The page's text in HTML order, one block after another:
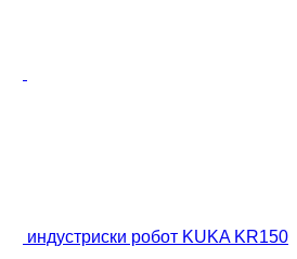
индустриски робот KUKA KR150